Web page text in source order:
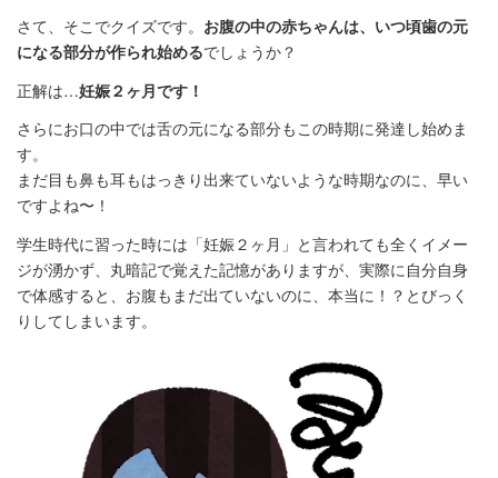
さて、そこでクイズです。 お腹の中の赤ちゃんは、いつ頃歯の元
になる部分が作られ始めるでしょうか？
正解は…妊娠２ヶ月です！
さらにお口の中では舌の元になる部分もこの時期に発達し始めま
す。
まだ目も鼻も耳もはっきり出来ていないような時期なのに、早い
ですよね〜！
学生時代に習った時には「妊娠２ヶ月」と言われても全くイメー
ジが湧かず、丸暗記で覚えた記憶がありますが、実際に自分自身
で体感すると、お腹もまだ出ていないのに、本当に！？とびっく
りしてしまいます。